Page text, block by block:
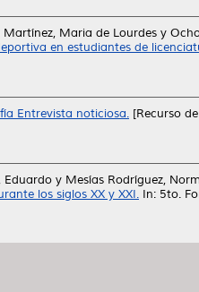
Martínez, Maria de Lourdes y
en estudiantes de
Entrevista noticiosa. [Recurso
Eduardo y Mesías Rodríguez,
los siglos XX y XXI. In: 5to.